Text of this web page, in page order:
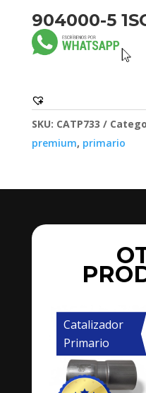
904000-5
SKU: CATP733
premium, primario
Catalizador
Primario